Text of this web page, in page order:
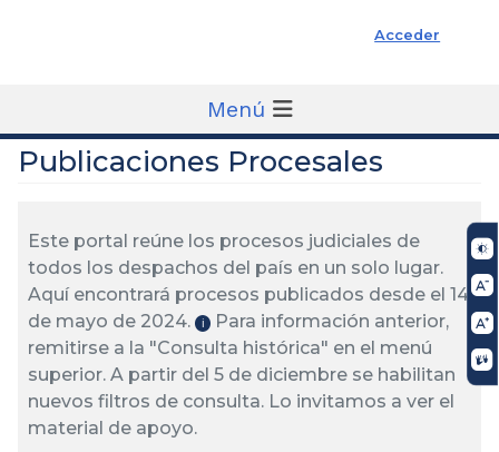
Acceder
Menú
Publicaciones Procesales
Este portal reúne los procesos judiciales de
todos los despachos del país en un solo lugar.
Aquí encontrará procesos publicados desde el 14
de mayo de 2024.
ℹ️
Para información anterior,
remitirse a la "Consulta histórica" en el menú
superior. A partir del 5 de diciembre se habilitan
nuevos filtros de consulta. Lo invitamos a ver el
material de apoyo.